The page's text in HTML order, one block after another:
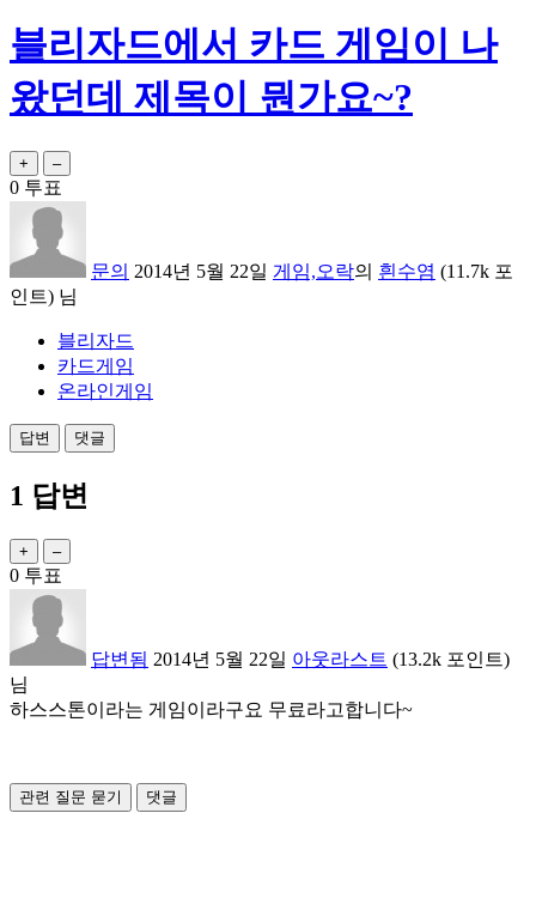
블리자드에서 카드 게임이 나
왔던데 제목이 뭔가요~?
0 투표
문의 2014년 5월 22일 게임,오락의 흰수염 (11.7k 포
인트) 님
블리자드
카드게임
온라인게임
1 답변
0 투표
답변됨 2014년 5월 22일 아웃라스트 (13.2k 포인트)
님
하스스톤이라는 게임이라구요 무료라고합니다~